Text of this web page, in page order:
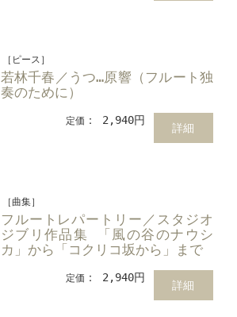
［ピース］
若林千春／うつ…原響（フルート独
奏のために）
定価 ： 2,940円
詳細
［曲集］
フルートレパートリー／スタジオ
ジブリ作品集 「風の谷のナウシ
カ」から「コクリコ坂から」まで
定価 ： 2,940円
詳細